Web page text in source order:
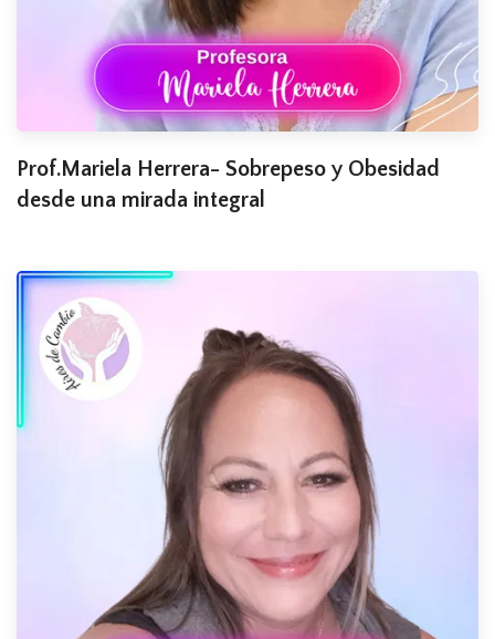
Prof.Mariela Herrera- Sobrepeso y Obesidad
desde una mirada integral